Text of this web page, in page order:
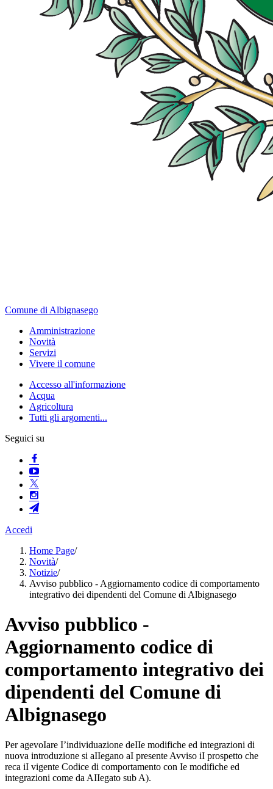
Comune di Albignasego
Amministrazione
Novità
Servizi
Vivere il comune
Accesso all'informazione
Acqua
Agricoltura
Tutti gli argomenti...
Seguici su
Accedi
Home Page/
Novità/
Notizie/
Avviso pubblico - Aggiornamento codice di comportamento
integrativo dei dipendenti del Comune di Albignasego
Avviso pubblico -
Aggiornamento codice di
comportamento integrativo dei
dipendenti del Comune di
Albignasego
Per agevoIare I’individuazione deIIe modifiche ed integrazioni di
nuova introduzione si aIIegano aI presente Avviso iI prospetto che
reca iI vigente Codice di comportamento con Ie modifiche ed
integrazioni come da AIIegato sub A).